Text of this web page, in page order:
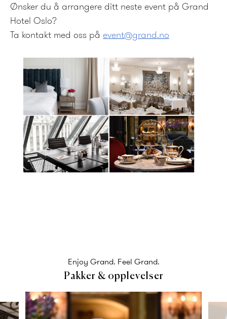
Ønsker du å arrangere ditt neste event på Grand
Hotel Oslo?
Ta kontakt med oss på event@grand.no
Enjoy Grand. Feel Grand.
Pakker & opplevelser